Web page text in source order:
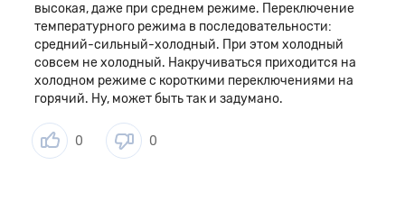
высокая, даже при среднем режиме. Переключение
температурного режима в последовательности:
средний-сильный-холодный. При этом холодный
совсем не холодный. Накручиваться приходится на
холодном режиме с короткими переключениями на
горячий. Ну, может быть так и задумано.
0 0